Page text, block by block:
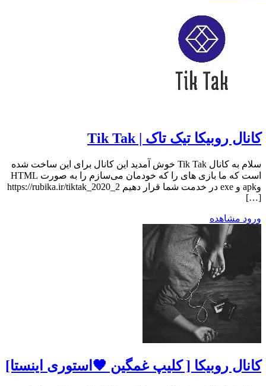
کانال روبیکا تیک تاک | Tik Tak
سلام به کانال Tik Tak خوش آمدید این کانال برای این ساخت شده
است که ما بازی های را که خودمان می‌سازم را به صورت HTML
وapk و exe در خدمت شما قرار دهیم https://rubika.ir/tiktak_2020_2
[…]
ورود مشاهده
کانال روبیکا [ کلیپ غمگین 🖤استوری اینستا]